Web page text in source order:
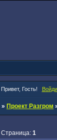
Привет, Гость!
»Проект Разгром
Страница:1